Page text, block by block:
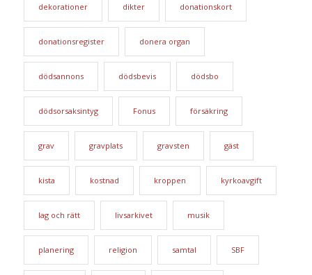
dekorationer dikter donationskort
donationsregister donera organ
dödsannons dödsbevis dödsbo
dödsorsaksintyg Fonus försäkring
grav gravplats gravsten gäst
kista kostnad kroppen kyrkoavgift
lag och rätt livsarkivet musik
planering religion samtal SBF